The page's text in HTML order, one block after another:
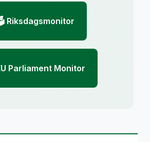
Riksdagsmonitor
Parliament Monitor